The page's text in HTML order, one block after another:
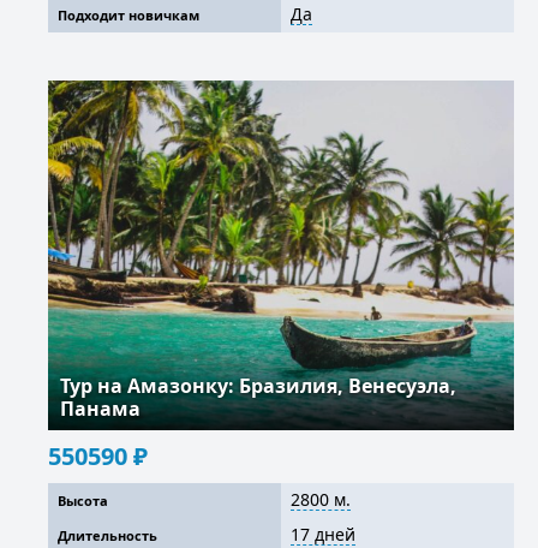
Подходит новичкам Да
Тур на Амазонку: Бразилия, Венесуэла,
Панама
550590₽
Высота 2800 м.
Длительность 17 дней